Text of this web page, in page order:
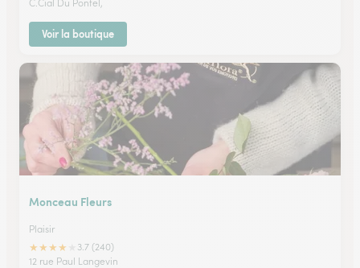
C.Cial Du Pontel,
Voir la boutique
Monceau Fleurs
Plaisir
★★★★
3.7 (240)
12 rue Paul Langevin